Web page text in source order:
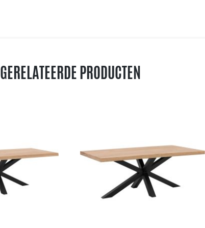
GERELATEERDE PRODUCTEN